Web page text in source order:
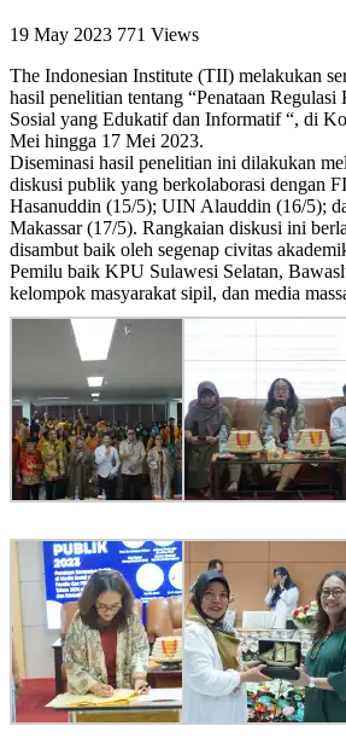
19 May 2023 771 Views
The Indonesian Institute (TII) melakukan
hasil penelitian tentang “Penataan
Sosial yang Edukatif dan Informatif “, di
Mei hingga 17 Mei 2023.
Diseminasi hasil penelitian ini dilakukan
diskusi publik yang berkolaborasi dengan
Hasanuddin (15/5); UIN Alauddin (16/5);
Makassar (17/5). Rangkaian diskusi ini
disambut baik oleh segenap civitas
Pemilu baik KPU Sulawesi Selatan,
kelompok masyarakat sipil, dan media